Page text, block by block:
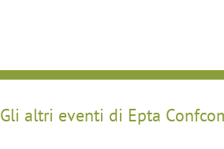
Gli altri eventi di Epta